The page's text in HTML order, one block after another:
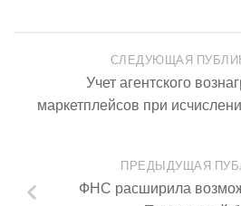
СЛЕДУЮЩАЯ
Учет агентского
маркетплейсов при
ПРЕДЫДУЩАЯ
ФНС расширила